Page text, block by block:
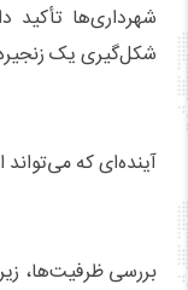
شهرداری‌ها تأکید
شکل‌گیری یک
آینده‌ای که
بررسی ظرفیت‌ها،